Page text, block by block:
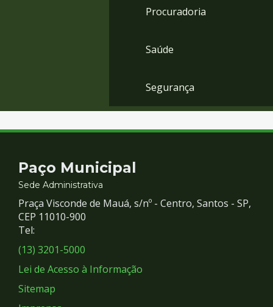
Procuradoria
Saúde
Segurança
Contato
e
Redes
Sociais
Paço Municipal
Sede Administrativa
Praça Visconde de Mauá, s/nº - Centro, Santos - SP,
CEP 11010-900
Tel:
(13) 3201-5000
Lei de Acesso à Informação
Sitemap